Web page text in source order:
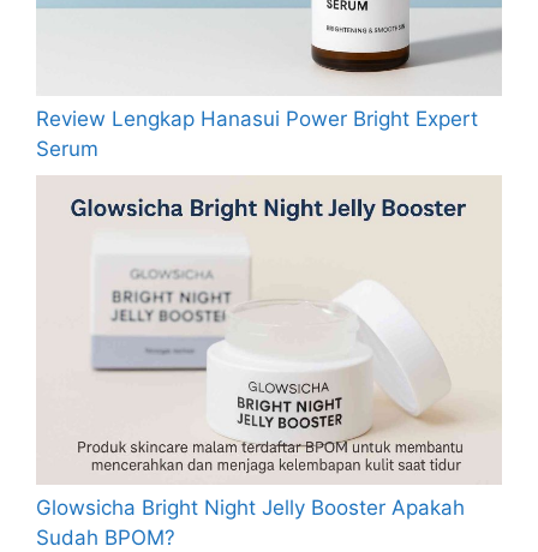
Review Lengkap Hanasui Power Bright Expert
Serum
Glowsicha Bright Night Jelly Booster Apakah
Sudah BPOM?